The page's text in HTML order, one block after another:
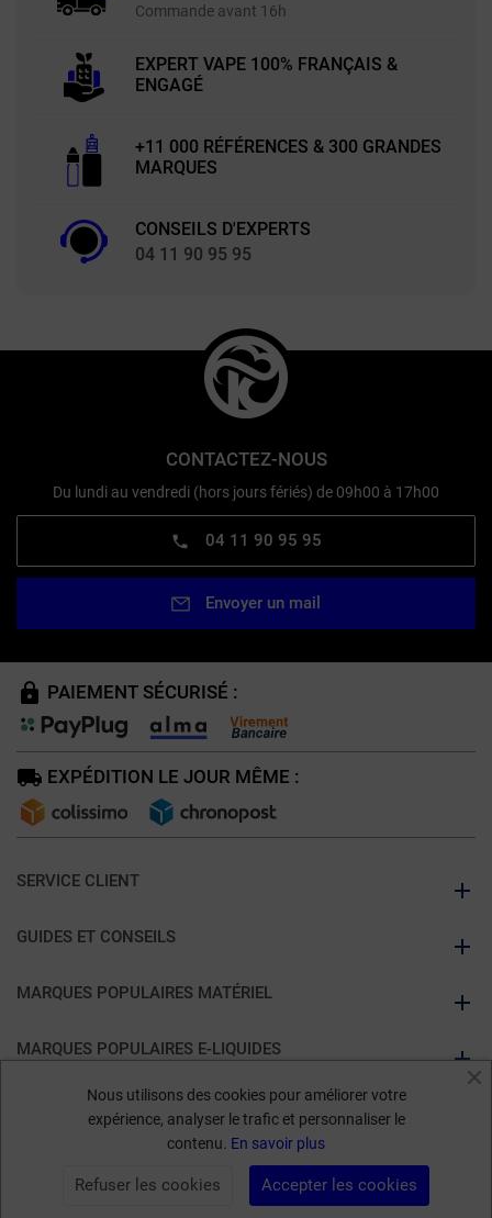
FILTRER PAR
Commande avant 16h
EXPERT VAPE 100% FRANÇAIS &
ENGAGÉ
+11 000 RÉFÉRENCES & 300 GRANDES
MARQUES
CONSEILS D'EXPERTS
04 11 90 95 95
CONTACTEZ-NOUS
Du lundi au vendredi (hors jours fériés) de 09h00 à 17h00
04 11 90 95 95
Envoyer un mail
PAIEMENT SÉCURISÉ :
EXPÉDITION LE JOUR MÊME :
SERVICE CLIENT
GUIDES ET CONSEILS
MARQUES POPULAIRES MATÉRIEL
MARQUES POPULAIRES E-LIQUIDES
À PROPOS DE KUMULUS VAPE
Marchand approuvé par la Société des Avis Garantis,cliquez ici pour
vérifier.
Nous utilisons des cookies pour améliorer votre
expérience, analyser le trafic et personnaliser le
contenu. En savoir plus
Accepter les cookies
Refuser les cookies